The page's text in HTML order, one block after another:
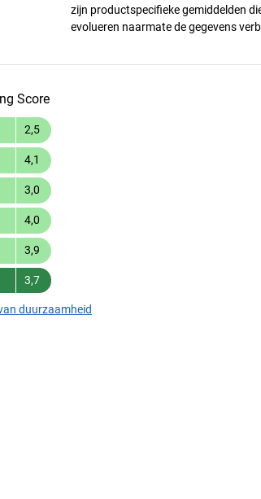
zijn productspecifieke gemiddelden
evolueren naarmate de gegevens
Score
2,5
4,1
3,0
4,0
3,9
3,7
duurzaamheid